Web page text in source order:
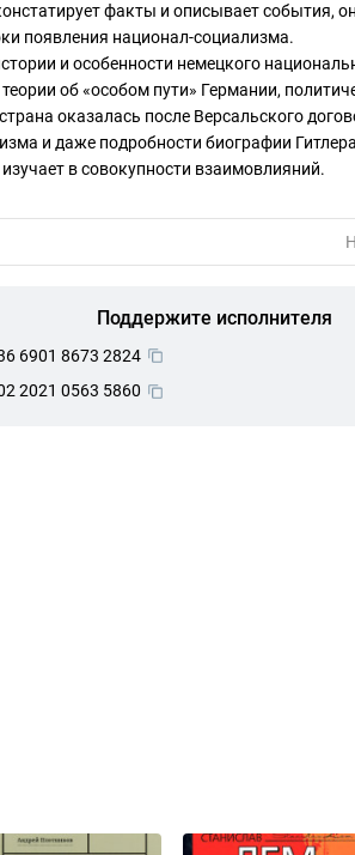
факты и описывает события,
появления национал-социализма.
и особенности немецкого
об «особом пути» Германии,
оказалась после Версальского
и даже подробности биографии
в совокупности взаимовлияний.
Поддержите исполнителя
6901 8673 2824
2021 0563 5860